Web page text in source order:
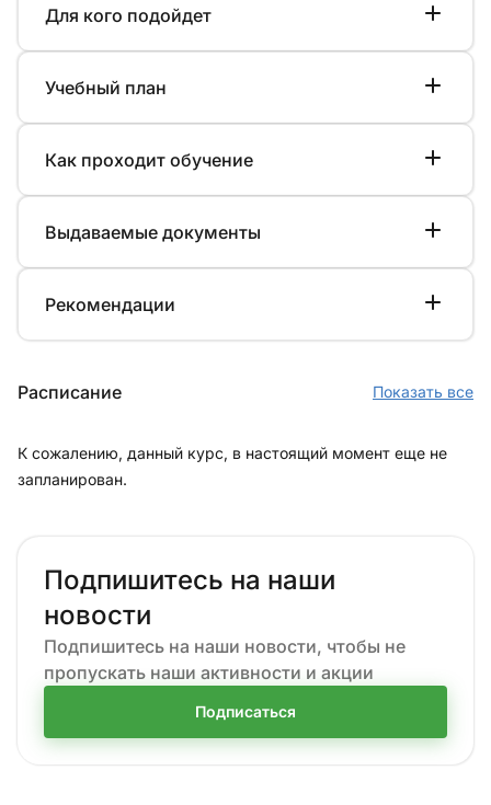
Для кого подойдет
Учебный план
Как проходит обучение
Выдаваемые документы
Рекомендации
Расписание Показать все
К сожалению, данный курс, в настоящий момент еще не
запланирован.
Подпишитесь на наши
новости
Подпишитесь на наши новости, чтобы не
пропускать наши активности и акции
Подписаться